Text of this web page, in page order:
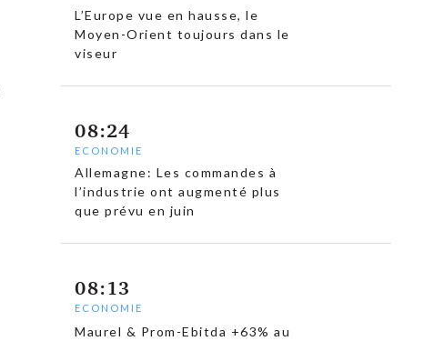
L’Europe vue en hausse, le
Moyen-Orient toujours dans le
viseur
08:24
ECONOMIE
Allemagne: Les commandes à
l’industrie ont augmenté plus
que prévu en juin
08:13
ECONOMIE
Maurel & Prom-Ebitda +63% au